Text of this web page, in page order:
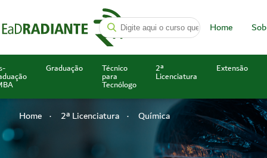
Home
Graduação Técnico
para
Tecnólogo
2ª
Licenciatura
Extensão
Home 2ª Licenciatura Química